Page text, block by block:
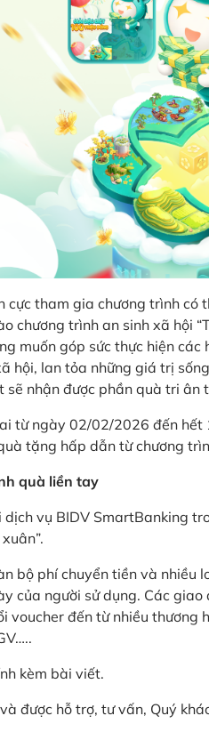
tham gia chương trình
chương trình an sinh xã hội
muốn góp sức thực hiện
hội, lan tỏa những giá trị
sẽ nhận được phần quà tri ân
từ ngày 02/02/2026 đến
tặng hấp dẫn từ chương
quà liền tay
dịch vụ BIDV SmartBanking
bộ phí chuyển tiền và nhiều
của người sử dụng. Các
voucher đến từ nhiều thương
kèm bài viết.
được hỗ trợ, tư vấn, Quý